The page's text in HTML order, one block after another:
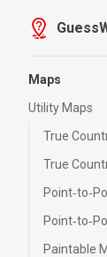
Skip to content
Maps
Utility Maps
True
True
Paintable